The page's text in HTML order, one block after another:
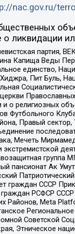
nac.gov.ru/
ликвидации
партия,
Капища Веды
единство,
Пит Буль,
и о религиозных
Футбольного
Правый
Мечеть
экстремистской
группа
пансионат Ак
граждан СССР
РСФСР
Районов, Meta
Советской
Этническое